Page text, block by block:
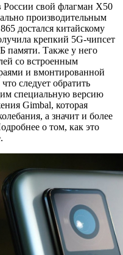
России свой флагман X50
производительным
достался китайскому
крепкий 5G-чипсет
памяти. Также у него
со встроенным
и вмонтированной
следует обратить
специальную версию
Gimbal, которая
а значит и более
о том, как это